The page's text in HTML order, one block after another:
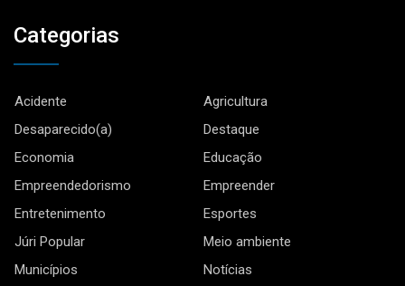
Categorias
Acidente
Agricultura
Desaparecido(a)
Destaque
Economia
Educação
Empreendedorismo
Empreender
Entretenimento
Esportes
Júri Popular
Meio ambiente
Municípios
Notícias